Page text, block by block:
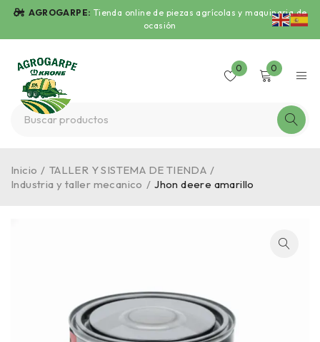
AGROGARPE: Tienda online de piezas agrícolas y maquinaria de
ocasión
0 0
Inicio / TALLER Y SISTEMA DE TIENDA /
Industria y taller mecanico / Jhon deere amarillo